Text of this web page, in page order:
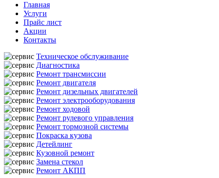
Главная
Услуги
Прайс лист
Акции
Контакты
Техническое обслуживание
Диагностика
Ремонт трансмиссии
Ремонт двигателя
Ремонт дизельных двигателей
Ремонт электрооборудования
Ремонт ходовой
Ремонт рулевого управления
Ремонт тормозной системы
Покраска кузова
Детейлинг
Кузовной ремонт
Замена стекол
Ремонт АКПП